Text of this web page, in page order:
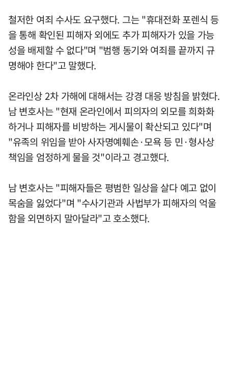
철저한 여죄 수사도 요구했다. 그는 "휴대전화 포렌식 등
을 통해 확인된 피해자 외에도 추가 피해자가 있을 가능
성을 배제할 수 없다"며 "범행 동기와 여죄를 끝까지 규
명해야 한다"고 말했다.
온라인상 2차 가해에 대해서는 강경 대응 방침을 밝혔다.
남 변호사는 "현재 온라인에서 피의자의 외모를 희화화
하거나 피해자를 비방하는 게시물이 확산되고 있다"며
"유족의 위임을 받아 사자명예훼손·모욕 등 민·형사상
책임을 엄정하게 물을 것"이라고 경고했다.
남 변호사는 "피해자들은 평범한 일상을 살다 예고 없이
목숨을 잃었다"며 "수사기관과 사법부가 피해자의 억울
함을 외면하지 말아달라"고 호소했다.